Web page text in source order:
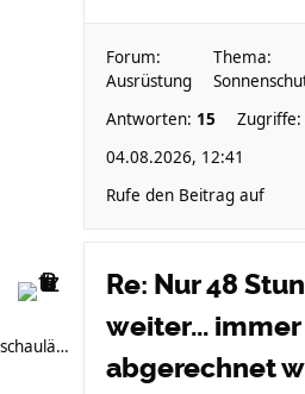
Forum:
Ausrüstung
Thema:
Antworten: 15 Zugriffe:
04.08.2026, 12:41
Rufe den Beitrag auf
schauläufer
Re: Nur 48
weiter...
abgerechnet